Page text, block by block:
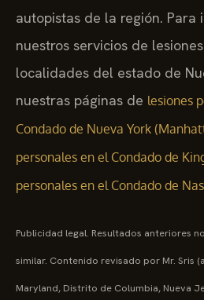
autopistas de la región. Para
nuestros servicios de
localidades del estado de
nuestras páginas de lesiones
Condado de Nueva York
personales en el Condado de
personales en el Condado de
Publicidad legal. Resultados anteriores
similar. Contenido revisado por Mr. Sris
Maryland, Distrito de Columbia, Nueva